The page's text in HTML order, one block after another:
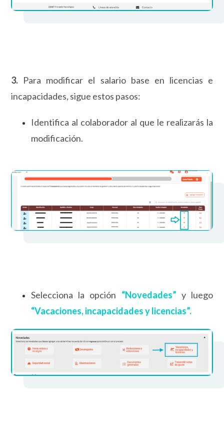
3. Para modificar el salario base en licencias e
incapacidades, sigue estos pasos:
Identifica al colaborador al que le realizarás la
modificación.
Selecciona la opción “Novedades” y luego
“Vacaciones, incapacidades y licencias”.